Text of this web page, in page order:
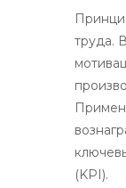
труда.
(KPI).